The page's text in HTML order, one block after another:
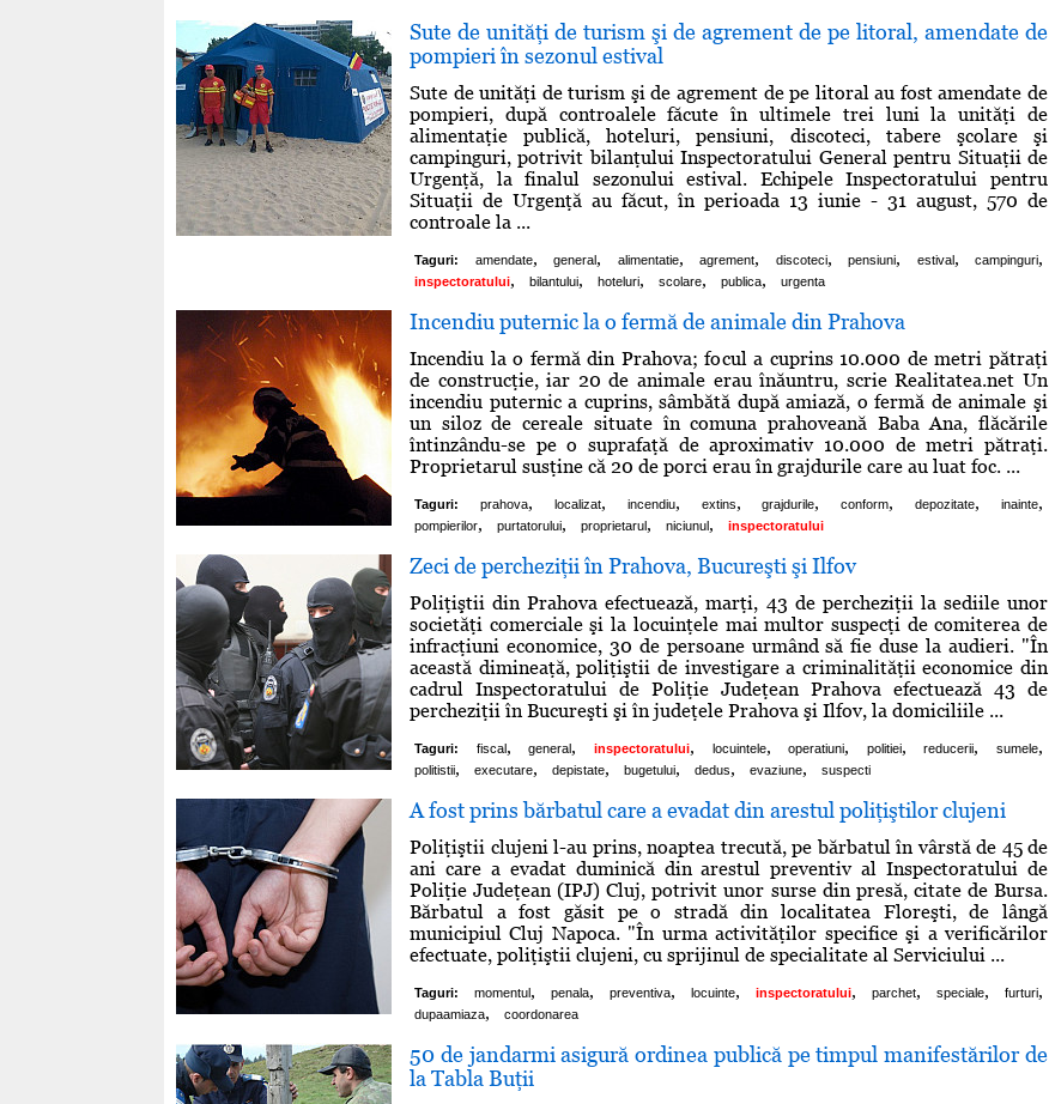
Sute de unităţi de turism şi de agrement de pe litoral, amendate de
pompieri în sezonul estival
Sute de unităţi de turism şi de agrement de pe litoral au fost amendate de
pompieri, după controalele făcute în ultimele trei luni la unităţi de
alimentaţie publică, hoteluri, pensiuni, discoteci, tabere şcolare şi
campinguri, potrivit bilanţului Inspectoratului General pentru Situaţii de
Urgenţă, la finalul sezonului estival. Echipele Inspectoratului pentru
Situaţii de Urgenţă au făcut, în perioada 13 iunie - 31 august, 570 de
controale la ...
Taguri: amendate, general, alimentatie, agrement, discoteci, pensiuni, estival, campinguri,
inspectoratului, bilantului, hoteluri, scolare, publica, urgenta
Incendiu puternic la o fermă de animale din Prahova
Incendiu la o fermă din Prahova; focul a cuprins 10.000 de metri pătraţi
de construcţie, iar 20 de animale erau înăuntru, scrie Realitatea.net Un
incendiu puternic a cuprins, sâmbătă după amiază, o fermă de animale şi
un siloz de cereale situate în comuna prahoveană Baba Ana, flăcările
întinzându-se pe o suprafaţă de aproximativ 10.000 de metri pătraţi.
Proprietarul susţine că 20 de porci erau în grajdurile care au luat foc. ...
Taguri: prahova, localizat, incendiu, extins, grajdurile, conform, depozitate, inainte,
pompierilor, purtatorului, proprietarul, niciunul, inspectoratului
Zeci de percheziţii în Prahova, Bucureşti şi Ilfov
Poliţiştii din Prahova efectuează, marţi, 43 de percheziţii la sediile unor
societăţi comerciale şi la locuinţele mai multor suspecţi de comiterea de
infracţiuni economice, 30 de persoane urmând să fie duse la audieri. "În
această dimineaţă, poliţiştii de investigare a criminalităţii economice din
cadrul Inspectoratului de Poliţie Judeţean Prahova efectuează 43 de
percheziţii în Bucureşti şi în judeţele Prahova şi Ilfov, la domiciliile ...
Taguri: fiscal, general, inspectoratului, locuintele, operatiuni, politiei, reducerii, sumele,
politistii, executare, depistate, bugetului, dedus, evaziune, suspecti
A fost prins bărbatul care a evadat din arestul poliţiştilor clujeni
Poliţiştii clujeni l-au prins, noaptea trecută, pe bărbatul în vârstă de 45 de
ani care a evadat duminică din arestul preventiv al Inspectoratului de
Poliţie Judeţean (IPJ) Cluj, potrivit unor surse din presă, citate de Bursa.
Bărbatul a fost găsit pe o stradă din localitatea Floreşti, de lângă
municipiul Cluj Napoca. "În urma activităţilor specifice şi a verificărilor
efectuate, poliţiştii clujeni, cu sprijinul de specialitate al Serviciului ...
Taguri: momentul, penala, preventiva, locuinte, inspectoratului, parchet, speciale, furturi,
dupaamiaza, coordonarea
50 de jandarmi asigură ordinea publică pe timpul manifestărilor de
la Tabla Buţii